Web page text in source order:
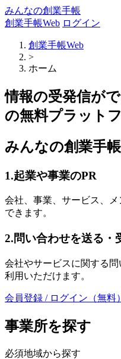
みんなの創業手帳
創業手帳Web ログイン
創業手帳Web
>
ホーム
情報の受発信が
の無料プラット
みんなの創業手
1.起業や事業のPR
会社、事業、サービス、
できます。
2.問い合わせを送る・
会社やサービスに関する
利用いただけます。
会員登録 / ログイン（無料）
事業所を探す
必須地域から探す